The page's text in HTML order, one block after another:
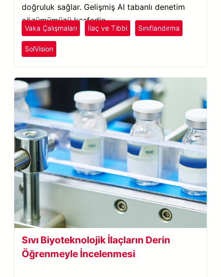
doğruluk sağlar. Gelişmiş AI tabanlı denetim
çözümümüzü keşfedin.
Vaka Çalışmaları İlaç ve Tıbbi Sınıflandırma
SolVision
Sıvı Biyoteknolojik İlaçların Derin
Öğrenmeyle İncelenmesi